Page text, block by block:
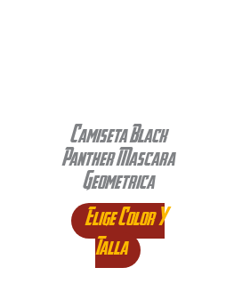
Camiseta Black
Panther Mascara
Geometrica
Elige Color Y
Talla